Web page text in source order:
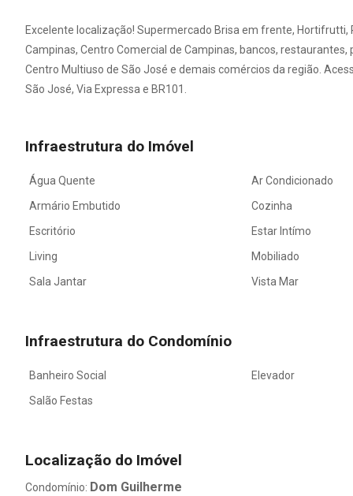
Excelente localização! Supermercado Brisa em frente,
Campinas, Centro Comercial de Campinas, bancos,
Centro Multiuso de São José e demais comércios da região.
São José, Via Expressa e BR101.
Infraestrutura do Imóvel
Água Quente
Ar Condicionado
Armário Embutido
Cozinha
Escritório
Estar Intímo
Living
Mobiliado
Sala Jantar
Vista Mar
Infraestrutura do Condomínio
Banheiro Social
Elevador
Salão Festas
Localização do Imóvel
Condomínio: Dom Guilherme